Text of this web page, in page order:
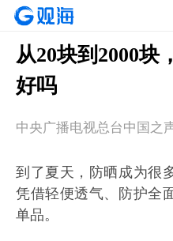
从20块到2000块
好吗
中央广播电视总台中国之
到了夏天，防晒成为很
凭借轻便透气、防护全
单品。